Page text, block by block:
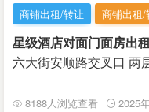
商铺出租/转让 商铺出租/
星级酒店对面门面房出
六大街安顺路交叉口 两
8188人浏览查看 2025